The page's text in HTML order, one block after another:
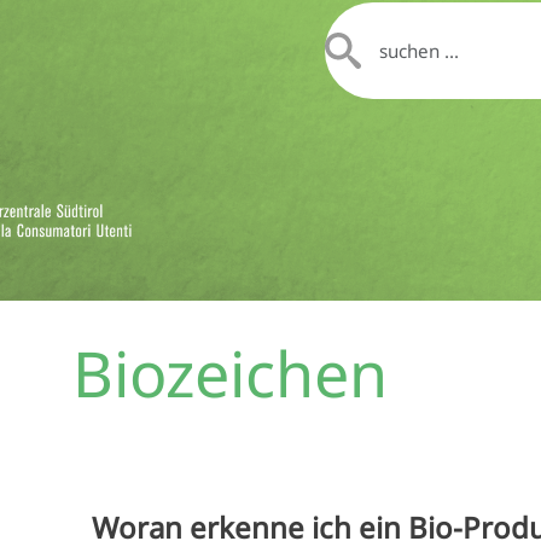
Biozeichen
Woran erkenne ich ein Bio-